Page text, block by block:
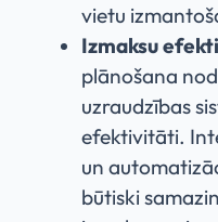
vietu
Izmaksu
plānošana
uzraudzības
efektivitāti.
un
būtiski